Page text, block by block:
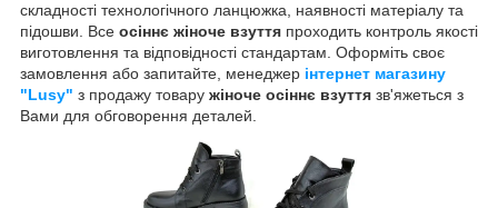
складності технологічного ланцюжка, наявності матеріалу та
підошви. Все осіннє жіноче взуття проходить контроль якості
виготовлення та відповідності стандартам. Оформіть своє
замовлення або запитайте, менеджер інтернет магазину
"Lusy" з продажу товару жіноче осіннє взуття зв'яжеться з
Вами для обговорення деталей.